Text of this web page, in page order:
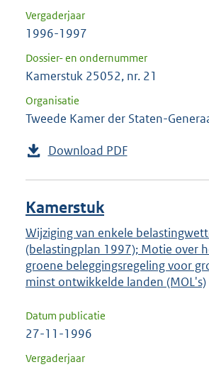
Vergaderjaar
1996-1997
Dossier- en ondernummer
Kamerstuk 25052, nr. 21
Organisatie
Tweede Kamer der Staten-
Download PDF
Kamerstuk
Wijziging van enkele
(belastingplan 1997); Motie over
groene beleggingsregeling voor
minst ontwikkelde landen (MOL's)
Datum publicatie
27-11-1996
Vergaderjaar